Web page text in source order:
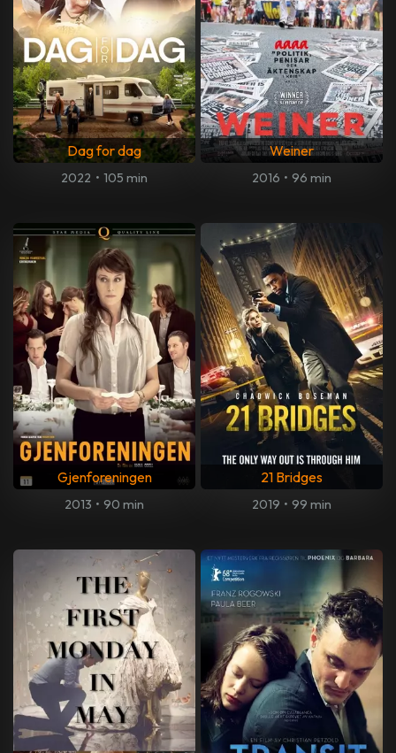
Dag for dag
2022 • 105 min
Weiner
2016 • 96 min
Gjenforeningen
2013 • 90 min
21 Bridges
2019 • 99 min